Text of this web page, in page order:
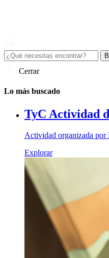
Cerrar
Lo más buscado
TyC Actividad
Actividad organizada por
Explorar